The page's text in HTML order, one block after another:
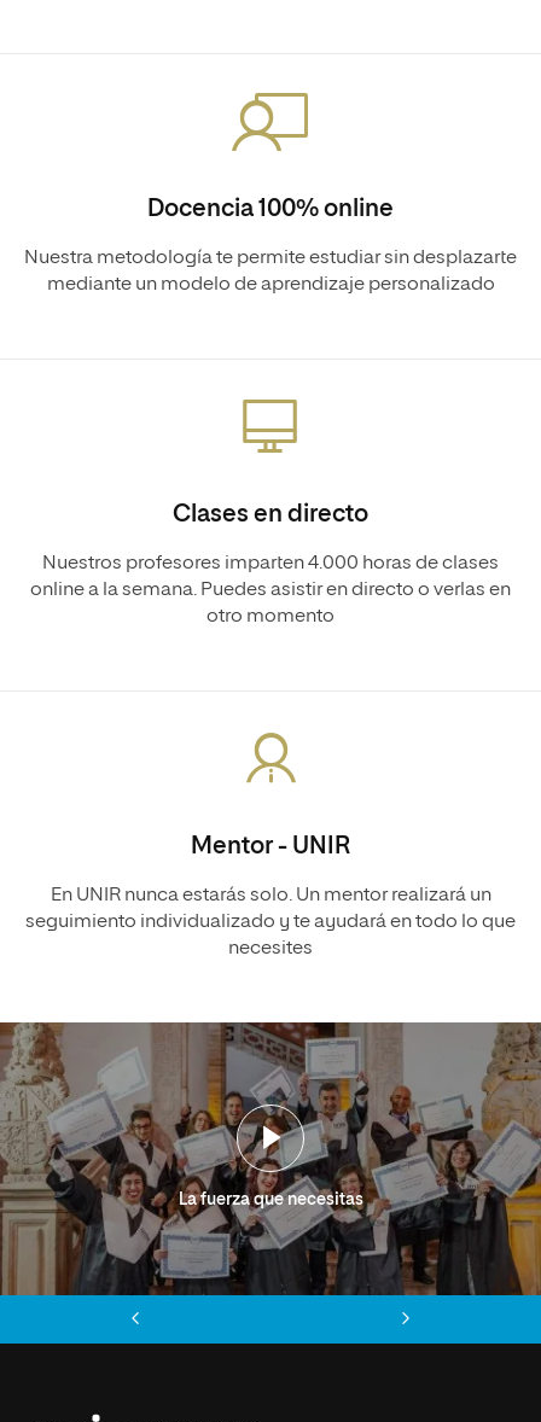
Docencia 100% online
Nuestra metodología te permite estudiar sin desplazarte
mediante un modelo de aprendizaje personalizado
Clases en directo
Nuestros profesores imparten 4.000 horas de clases
online a la semana. Puedes asistir en directo o verlas en
otro momento
Mentor - UNIR
En UNIR nunca estarás solo. Un mentor realizará un
seguimiento individualizado y te ayudará en todo lo que
necesites
La fuerza que necesitas